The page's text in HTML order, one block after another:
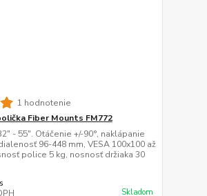
1 hodnotenie
Fiber Mounts FM772
- 55". Otáčenie +/-90°, naklápanie
96-448 mm, VESA 100x100 až
police 5 kg, nosnosť držiaka 30
Skladom